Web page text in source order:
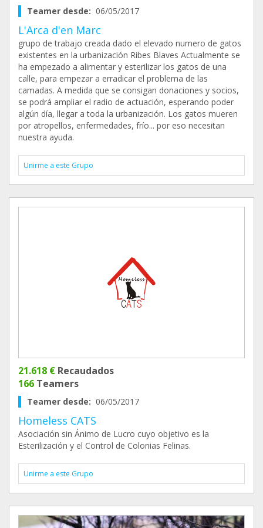
Teamer desde: 06/05/2017
L'Arca d'en Marc
grupo de trabajo creada dado el elevado numero de gatos
existentes en la urbanización Ribes Blaves Actualmente se
ha empezado a alimentar y esterilizar los gatos de una
calle, para empezar a erradicar el problema de las
camadas. A medida que se consigan donaciones y socios,
se podrá ampliar el radio de actuación, esperando poder
algún día, llegar a toda la urbanización. Los gatos mueren
por atropellos, enfermedades, frío... por eso necesitan
nuestra ayuda.
Unirme a este Grupo
21.618 € Recaudados
166 Teamers
Teamer desde: 06/05/2017
Homeless CATS
Asociación sin Ánimo de Lucro cuyo objetivo es la
Esterilización y el Control de Colonias Felinas.
Unirme a este Grupo